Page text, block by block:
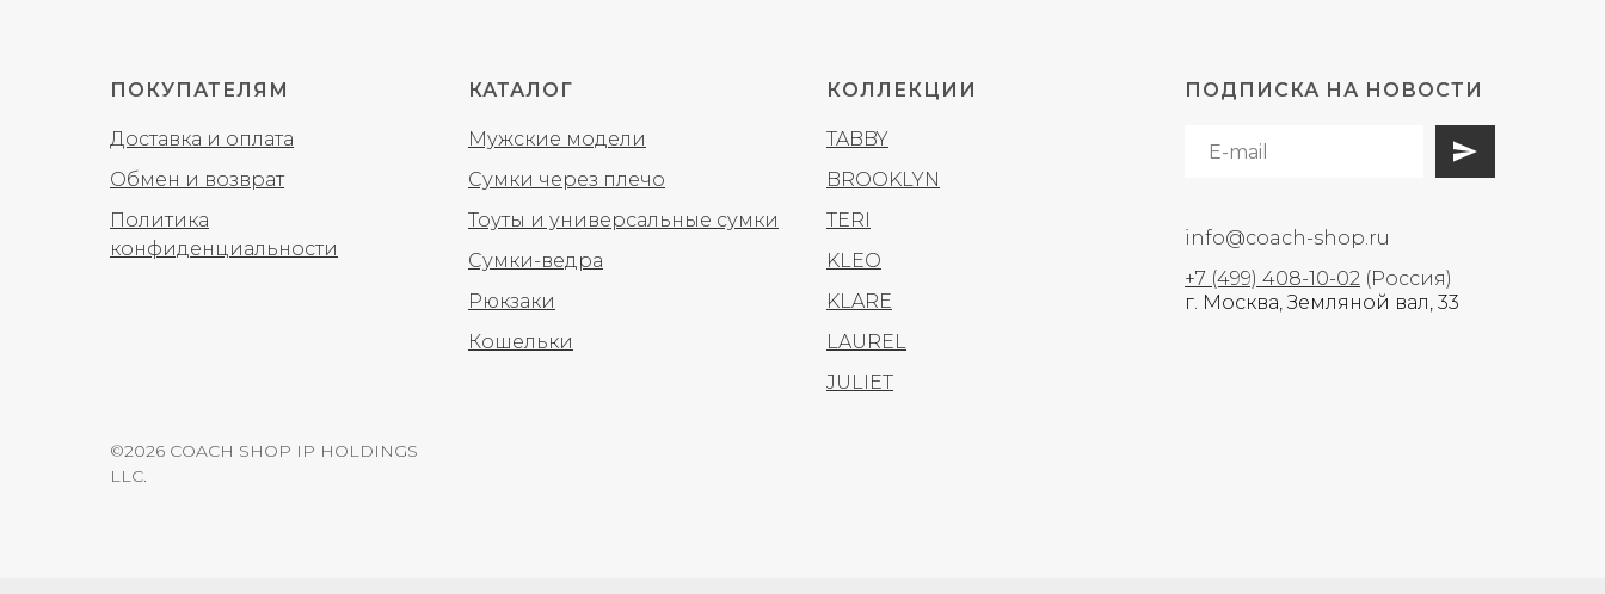
ПОКУПАТЕЛЯМ
Доставка и оплата
Обмен и возврат
Политика
конфиденциальности
КАТАЛОГ
Мужские модели
Сумки через плечо
Тоуты и универсальные сумки
Сумки-ведра
Рюкзаки
Кошельки
КОЛЛЕКЦИИ
TABBY
BROOKLYN
TERI
KLEO
KLARE
LAUREL
JULIET
ПОДПИСКА НА НОВОСТИ
info@coach-shop.ru
+7 (499) 408-10-02 (Россия)
г. Москва, Земляной вал, 33
©2026 COACH SHOP IP HOLDINGS
LLC.